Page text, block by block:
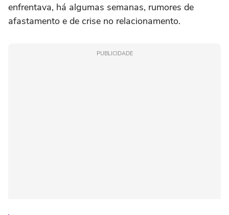
enfrentava, há algumas semanas, rumores de
afastamento e de crise no relacionamento.
PUBLICIDADE